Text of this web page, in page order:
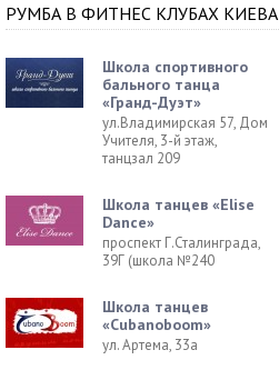
РУМБА В ФИТНЕС КЛУБАХ КИЕВА
Школа спортивного
бального танца
«Гранд-Дуэт»
ул.Владимирская 57, Дом
Учителя, 3-й этаж,
танцзал 209
Школа танцев «Elise
Dance»
проспект Г.Сталинграда,
39Г (школа №240
Школа танцев
«Cubanoboom»
ул. Артема, 33а